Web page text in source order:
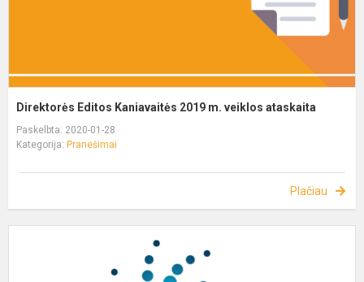
Direktorės Editos Kaniavaitės 2019 m. veiklos ataskaita
Paskelbta: 2020-01-28
Kategorija: Pranešimai
Plačiau